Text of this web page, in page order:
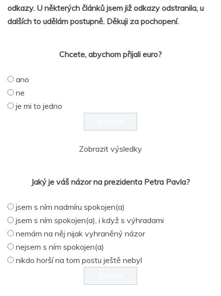
odkazy. U některých článků jsem již odkazy odstranila, u
dalších to udělám postupně. Děkuji za pochopení.
Chcete, abychom přijali euro?
ano
ne
je mi to jedno
Zobrazit výsledky
Jaký je váš názor na prezidenta Petra Pavla?
jsem s ním nadmíru spokojen(a)
jsem s ním spokojen(a), i když s výhradami
nemám na něj nijak vyhraněný názor
nejsem s ním spokojen(a)
nikdo horší na tom postu ještě nebyl